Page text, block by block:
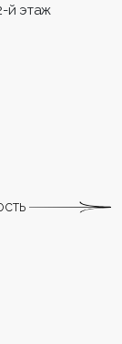
й этаж